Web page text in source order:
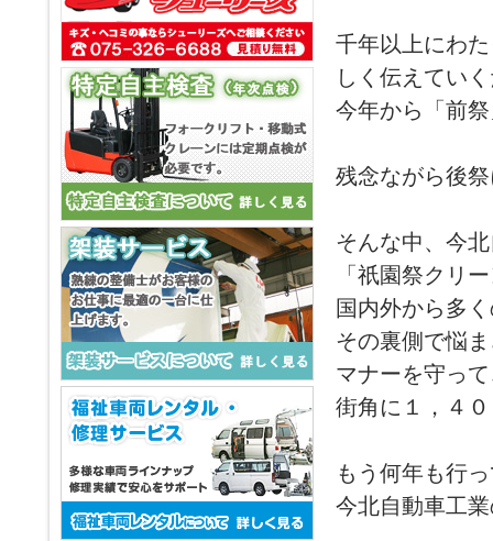
千年以上にわ
しく伝えてい
今年から「前
残念ながら後
そんな中、今
「祇園祭クリ
国内外から多
その裏側で悩
マナーを守っ
街角に１，４
もう何年も行
今北自動車工